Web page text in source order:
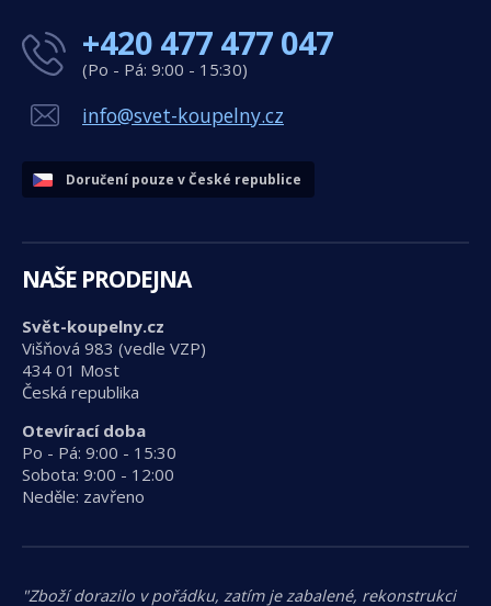
+420 477 477 047
(Po - Pá: 9:00 - 15:30)
info@svet-koupelny.cz
Doručení pouze v České republice
NAŠE PRODEJNA
Svět-koupelny.cz
Višňová 983 (vedle VZP)
434 01 Most
Česká republika
Otevírací doba
Po - Pá: 9:00 - 15:30
Sobota: 9:00 - 12:00
Neděle: zavřeno
"Zboží dorazilo v pořádku, zatím je zabalené, rekonstrukci